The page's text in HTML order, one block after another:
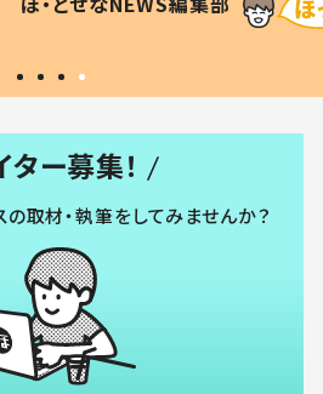
い」
ター募集！
取材・執筆をしてみませんか？